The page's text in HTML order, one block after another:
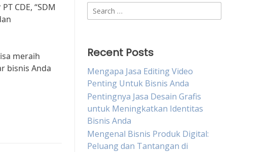
CDE, “SDM
meraih
bisnis Anda
Search
for:
Recent Posts
Mengapa Jasa Editing Video
Penting Untuk Bisnis Anda
Pentingnya Jasa Desain Grafis
untuk Meningkatkan Identitas
Bisnis Anda
Mengenal Bisnis Produk Digital:
Peluang dan Tantangan di